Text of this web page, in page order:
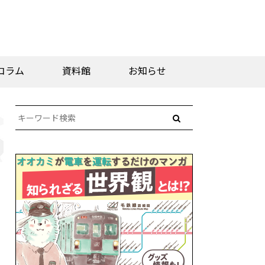
ラム 資料館 お知らせ